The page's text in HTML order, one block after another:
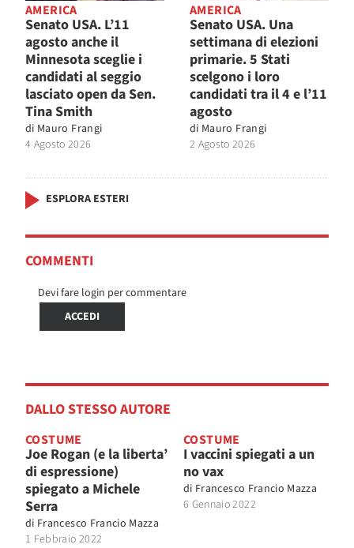
AMERICA
Senato USA. L’11
agosto anche il
Minnesota sceglie i
candidati al seggio
lasciato open da Sen.
Tina Smith
di Mauro Frangi
4 Agosto 2026
AMERICA
Senato USA. Una
settimana di elezioni
primarie. 5 Stati
scelgono i loro
candidati tra il 4 e l’11
agosto
di Mauro Frangi
2 Agosto 2026
ESPLORA ESTERI
COMMENTI
Devi fare login per commentare
ACCEDI
DALLO STESSO AUTORE
COSTUME
Joe Rogan (e la liberta’
di espressione)
spiegato a Michele
Serra
di Francesco Francio Mazza
1 Febbraio 2022
COSTUME
I vaccini spiegati a un
no vax
di Francesco Francio Mazza
6 Gennaio 2022